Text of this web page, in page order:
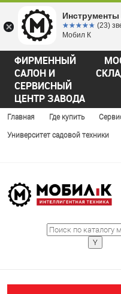
ФИРМЕННЫЙ
САЛОН И
СЕРВИСНЫЙ
ЦЕНТР ЗАВОДА
Главная Где купить
Университет садовой техники
☆☆☆☆☆
★★★★★ (23)
Мобил К